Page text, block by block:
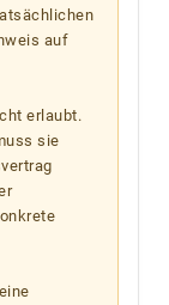
auf
erlaubt.
sie